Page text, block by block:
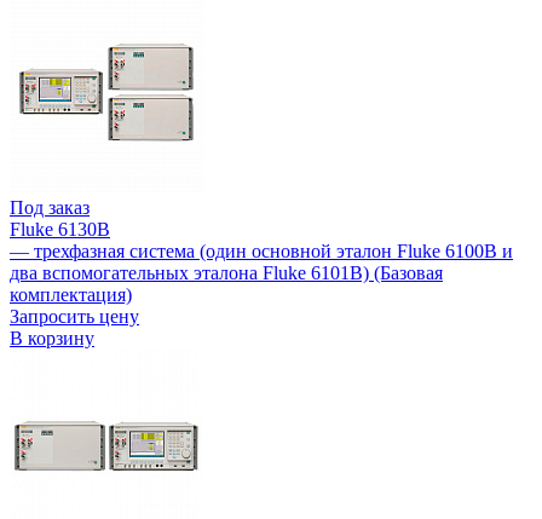
Под заказ
Fluke 6130B
— трехфазная система (один основной эталон Fluke 6100B и
два вспомогательных эталона Fluke 6101B) (Базовая
комплектация)
Запросить цену
В корзину